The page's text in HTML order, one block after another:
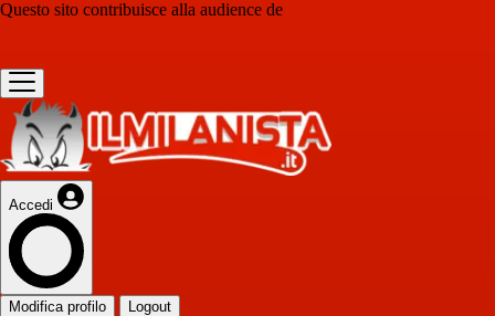
Questo sito contribuisce alla audience de
Accedi
Modifica profilo Logout